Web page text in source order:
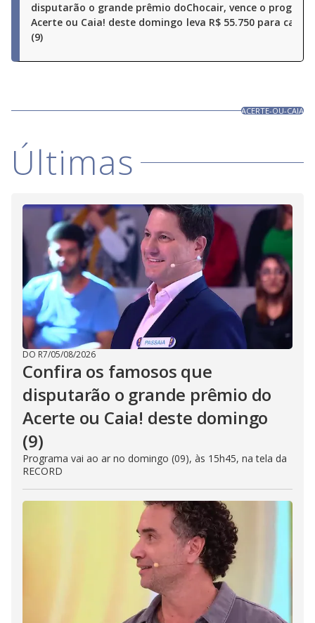
disputarão o grande prêmio do
Acerte ou Caia! deste domingo
(9)
Chocair, vence o
leva R$ 55.750 para casa
ACERTE-OU-CAIA
Últimas
DO R7/05/08/2026
Confira os famosos que
disputarão o grande prêmio do
Acerte ou Caia! deste domingo
(9)
Programa vai ao ar no domingo (09), às 15h45, na tela da
RECORD